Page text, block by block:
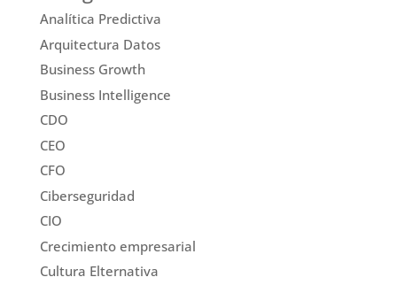
Analítica Predictiva
Arquitectura Datos
Business Growth
Business Intelligence
CDO
CEO
CFO
Ciberseguridad
CIO
Crecimiento empresarial
Cultura Elternativa